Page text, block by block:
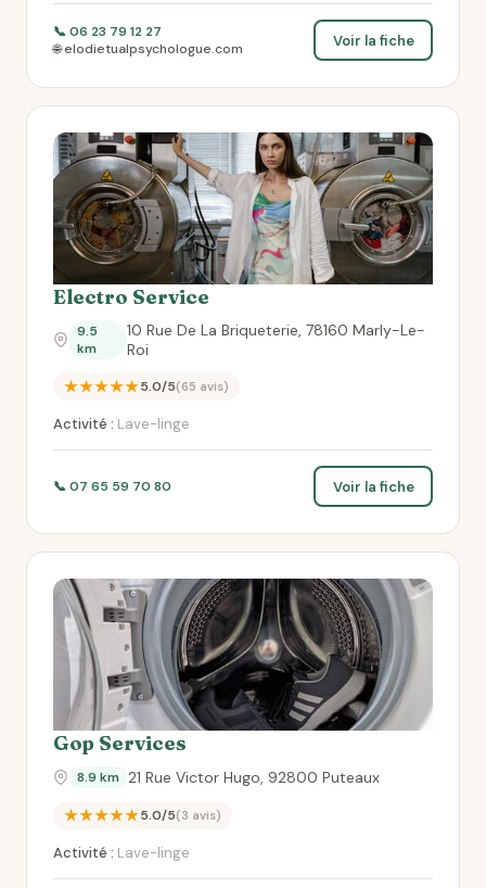
📞 06 23 79 12 27
🌐 elodietualpsychologue.com
Voir la fiche
Electro Service
9.5
km
10 Rue De La Briqueterie, 78160 Marly-Le-
Roi
★★★★★5.0/5(65 avis)
Activité : Lave-linge
📞 07 65 59 70 80 Voir la fiche
Gop Services
8.9 km 21 Rue Victor Hugo, 92800 Puteaux
★★★★★5.0/5(3 avis)
Activité : Lave-linge